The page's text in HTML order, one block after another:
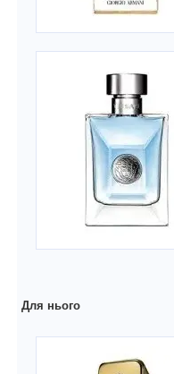
Для нього